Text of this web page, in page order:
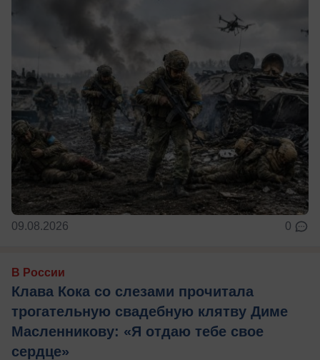
09.08.2026 0
В России
Клава Кока со слезами прочитала
трогательную свадебную клятву Диме
Масленникову: «Я отдаю тебе свое
сердце»